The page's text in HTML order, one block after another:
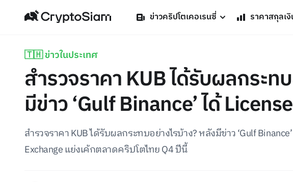
ข่าวคริปโตเคอเรนซี่ ราคาสกุลเ
🇹🇭 ข่าวในประเทศ
สำรวจราคา KUB ได้รับผลกระท
มีข่าว ‘Gulf Binance’ ได้
สำรวจราคา KUB ได้รับผลกระทบอย่างไรบ้าง? หลังมีข่าว ‘Gulf
Exchange แย่งเค้กตลาดคริปโตไทย Q4 ปีนี้